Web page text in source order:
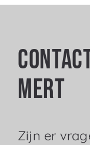
Mert
Zijn er